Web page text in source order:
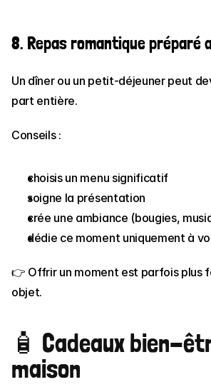
8. Repas romantique préparé
Un dîner ou un petit-déjeuner peut
part entière.
Conseils :
choisis un menu significatif
soigne la présentation
crée une ambiance (bougies,
dédie ce moment uniquement à
👉 Offrir un moment est parfois plus
objet.
🧴 Cadeaux bien-
maison